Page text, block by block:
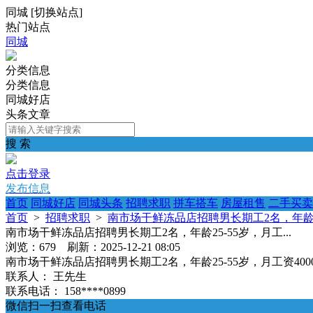
同城 [切换站点]
热门站点
同城
分类信息
分类信息
同城好店
头条文章
搜 索
点击登录
发布信息
首页 同城好店 同城头条 招聘求职 拼车搭车 房屋租售 二手买卖
首页 > 招聘求职 > 南市场干鲜冻品店招聘男长期工2名，年
南市场干鲜冻品店招聘男长期工2名，年龄25-55岁，月工...
浏览：679 刷新：2025-12-21 08:05
南市场干鲜冻品店招聘男长期工2名，年龄25-55岁，月工资
联系人：
王先生
联系电话：
158****0899
微信扫一扫查看电话